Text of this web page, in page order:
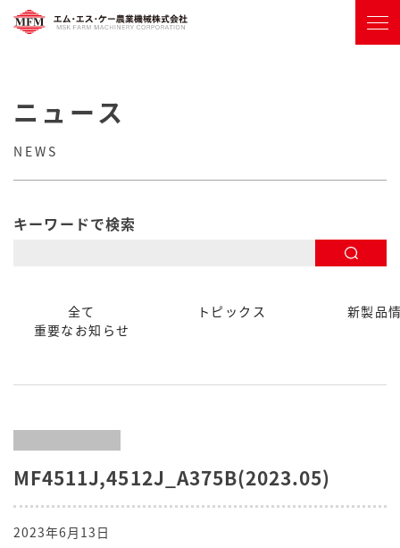
ニュース
NEWS
キーワードで検索
全て トピックス
新製品
重要なお知らせ
MF4511J,4512J_A375B(2023.05)
2023年6月13日